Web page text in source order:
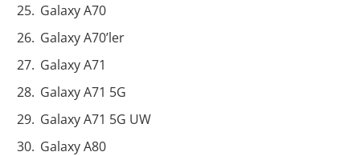
Galaxy A70
Galaxy A70’ler
Galaxy A71
Galaxy A71 5G
Galaxy A71 5G UW
Galaxy A80